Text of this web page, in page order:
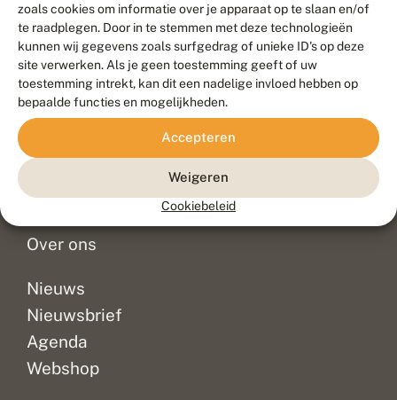
zoals cookies om informatie over je apparaat op te slaan en/of
te raadplegen. Door in te stemmen met deze technologieën
kunnen wij gegevens zoals surfgedrag of unieke ID's op deze
site verwerken. Als je geen toestemming geeft of uw
toestemming intrekt, kan dit een nadelige invloed hebben op
bepaalde functies en mogelijkheden.
Accepteren
Weigeren
Cookiebeleid
Contact
Veelgestelde vragen
Doneer
Over ons
Nieuws
Nieuwsbrief
Agenda
Webshop
Meld waarnemingen© 2026 Vlinderstichting
Duurzaam ontwikkeld door
Go2People
, ontworpen door
Blue Field Agency
Privacy
Disclaimer
Sitemap